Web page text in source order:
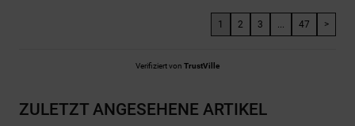
1 2 3 ... 47 >
Verifiziert von TrustVille
ZULETZT ANGESEHENE ARTIKEL